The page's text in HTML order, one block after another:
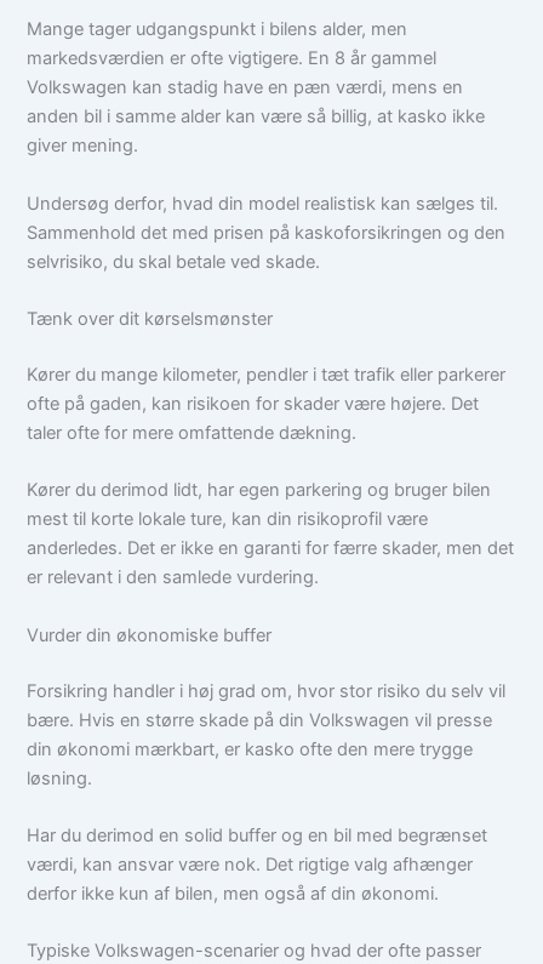
Mange tager udgangspunkt i bilens alder, men
markedsværdien er ofte vigtigere. En 8 år gammel
Volkswagen kan stadig have en pæn værdi, mens en
anden bil i samme alder kan være så billig, at kasko ikke
giver mening.
Undersøg derfor, hvad din model realistisk kan sælges til.
Sammenhold det med prisen på kaskoforsikringen og den
selvrisiko, du skal betale ved skade.
Tænk over dit kørselsmønster
Kører du mange kilometer, pendler i tæt trafik eller parkerer
ofte på gaden, kan risikoen for skader være højere. Det
taler ofte for mere omfattende dækning.
Kører du derimod lidt, har egen parkering og bruger bilen
mest til korte lokale ture, kan din risikoprofil være
anderledes. Det er ikke en garanti for færre skader, men det
er relevant i den samlede vurdering.
Vurder din økonomiske buffer
Forsikring handler i høj grad om, hvor stor risiko du selv vil
bære. Hvis en større skade på din Volkswagen vil presse
din økonomi mærkbart, er kasko ofte den mere trygge
løsning.
Har du derimod en solid buffer og en bil med begrænset
værdi, kan ansvar være nok. Det rigtige valg afhænger
derfor ikke kun af bilen, men også af din økonomi.
Typiske Volkswagen-scenarier og hvad der ofte passer